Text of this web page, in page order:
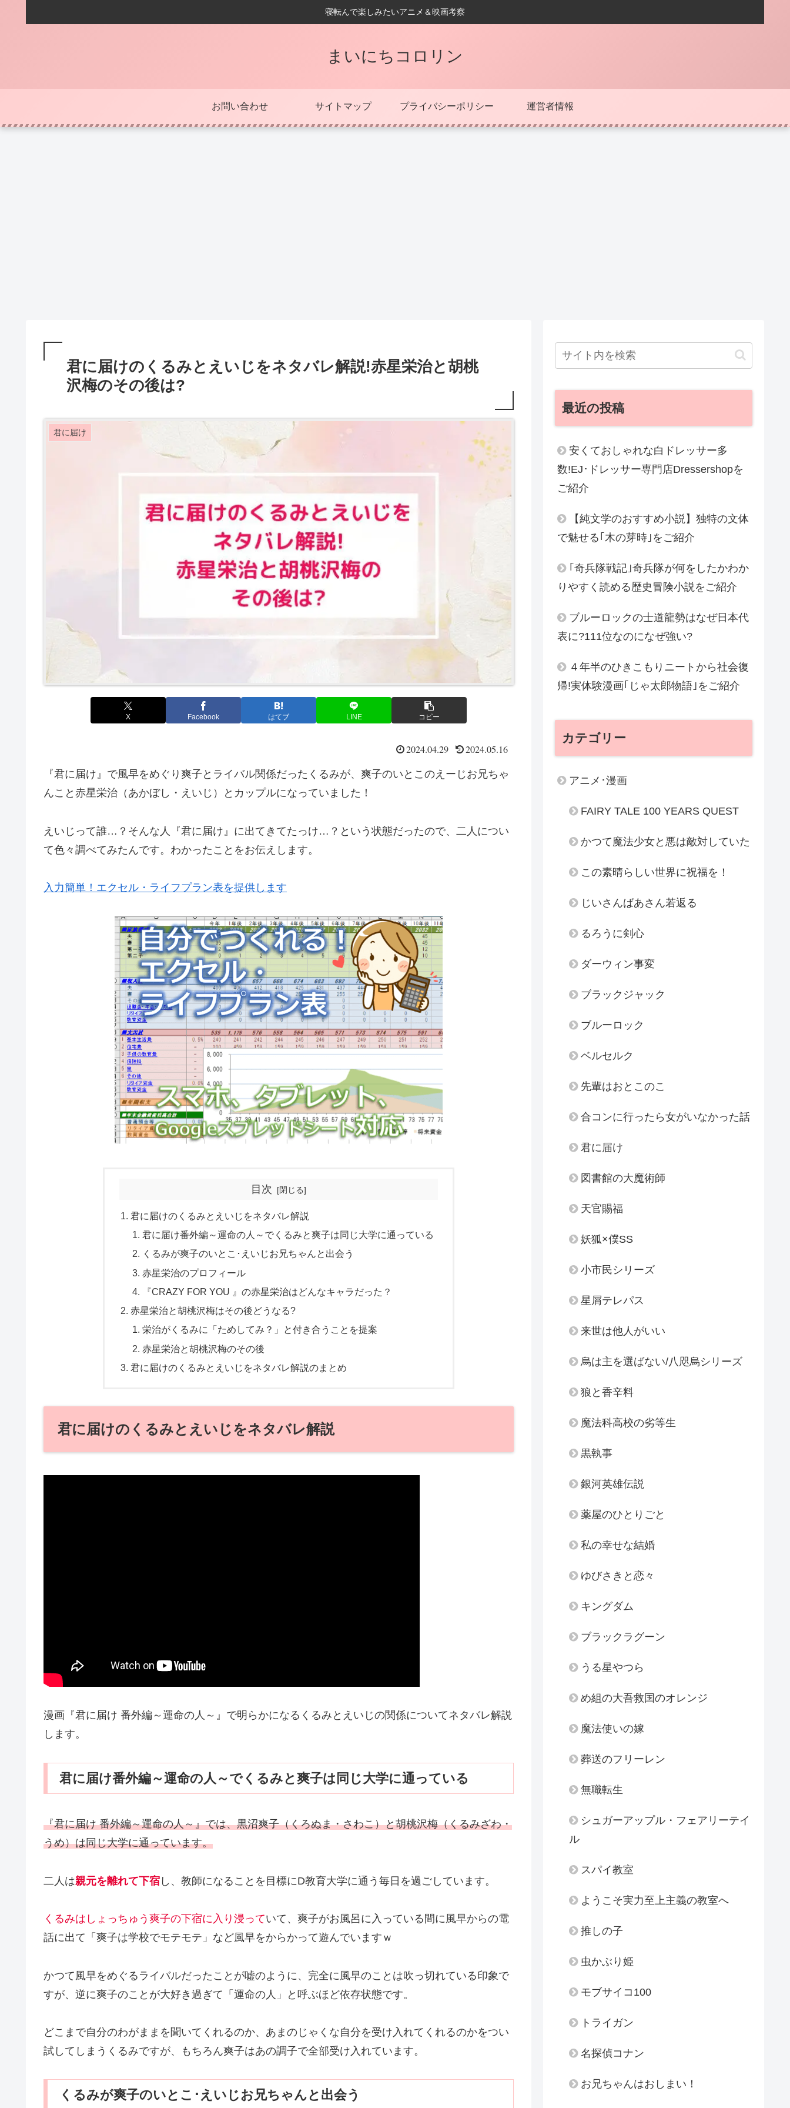
寝転んで楽しみたいアニメ＆映画考察
まいにちコロリン
お問い合わせ サイトマップ プライバシーポリシー 運営者情報
君に届けのくるみとえいじをネタバレ解説!赤星栄治と胡桃
沢梅のその後は?
君に届け
X Facebook はてブ LINE コピー
2024.04.29 2024.05.16
『君に届け』で風早をめぐり爽子とライバル関係だったくるみが、爽子のいとこのえーじお兄ちゃ
んこと赤星栄治（あかぼし・えいじ）とカップルになっていました！
えいじって誰…？そんな人『君に届け』に出てきてたっけ…？という状態だったので、二人につい
て色々調べてみたんです。わかったことをお伝えします。
入力簡単！エクセル・ライフプラン表を提供します
目次
君に届けのくるみとえいじをネタバレ解説
君に届け番外編～運命の人～でくるみと爽子は同じ大学に通っている
くるみが爽子のいとこ･えいじお兄ちゃんと出会う
赤星栄治のプロフィール
『CRAZY FOR YOU 』の赤星栄治はどんなキャラだった？
赤星栄治と胡桃沢梅はその後どうなる?
栄治がくるみに「ためしてみ？」と付き合うことを提案
赤星栄治と胡桃沢梅のその後
君に届けのくるみとえいじをネタバレ解説のまとめ
君に届けのくるみとえいじをネタバレ解説
漫画『君に届け 番外編～運命の人～』で明らかになるくるみとえいじの関係についてネタバレ解説
します。
君に届け番外編～運命の人～でくるみと爽子は同じ大学に通っている
『君に届け 番外編～運命の人～』では、黒沼爽子（くろぬま・さわこ）と胡桃沢梅（くるみざわ・
うめ）は同じ大学に通っています。
二人は親元を離れて下宿 し、教師になることを目標にD教育大学に通う毎日を過ごしています。
くるみはしょっちゅう爽子の下宿に入り浸っていて、爽子がお風呂に入っている間に風早からの電
話に出て「爽子は学校でモテモテ」など風早をからかって遊んでいますｗ
かつて風早をめぐるライバルだったことが嘘のように、完全に風早のことは吹っ切れている印象で
すが、逆に爽子のことが大好き過ぎて「運命の人」と呼ぶほど依存状態です。
どこまで自分のわがままを聞いてくれるのか、あまのじゃくな自分を受け入れてくれるのかをつい
試してしまうくるみですが、もちろん爽子はあの調子で全部受け入れています。
くるみが爽子のいとこ･えいじお兄ちゃんと出会う
最近の投稿
安くておしゃれな白ドレッサー多
数!EJ･ドレッサー専門店Dressershopを
ご紹介
【純文学のおすすめ小説】独特の文体
で魅せる｢木の芽時｣をご紹介
｢奇兵隊戦記｣奇兵隊が何をしたかわか
りやすく読める歴史冒険小説をご紹介
ブルーロックの士道龍勢はなぜ日本代
表に?111位なのになぜ強い?
４年半のひきこもりニートから社会復
帰!実体験漫画｢じゃ太郎物語｣をご紹介
カテゴリー
アニメ･漫画
FAIRY TALE 100 YEARS QUEST
かつて魔法少女と悪は敵対していた
この素晴らしい世界に祝福を！
じいさんばあさん若返る
るろうに剣心
ダーウィン事変
ブラックジャック
ブルーロック
ベルセルク
先輩はおとこのこ
合コンに行ったら女がいなかった話
君に届け
図書館の大魔術師
天官賜福
妖狐×僕SS
小市民シリーズ
星屑テレパス
来世は他人がいい
烏は主を選ばない/八咫烏シリーズ
狼と香辛料
魔法科高校の劣等生
黒執事
銀河英雄伝説
薬屋のひとりごと
私の幸せな結婚
ゆびさきと恋々
キングダム
ブラックラグーン
うる星やつら
め組の大吾救国のオレンジ
魔法使いの嫁
葬送のフリーレン
無職転生
シュガーアップル・フェアリーテイ
ル
スパイ教室
ようこそ実力至上主義の教室へ
推しの子
虫かぶり姫
モブサイコ100
トライガン
名探偵コナン
お兄ちゃんはおしまい！